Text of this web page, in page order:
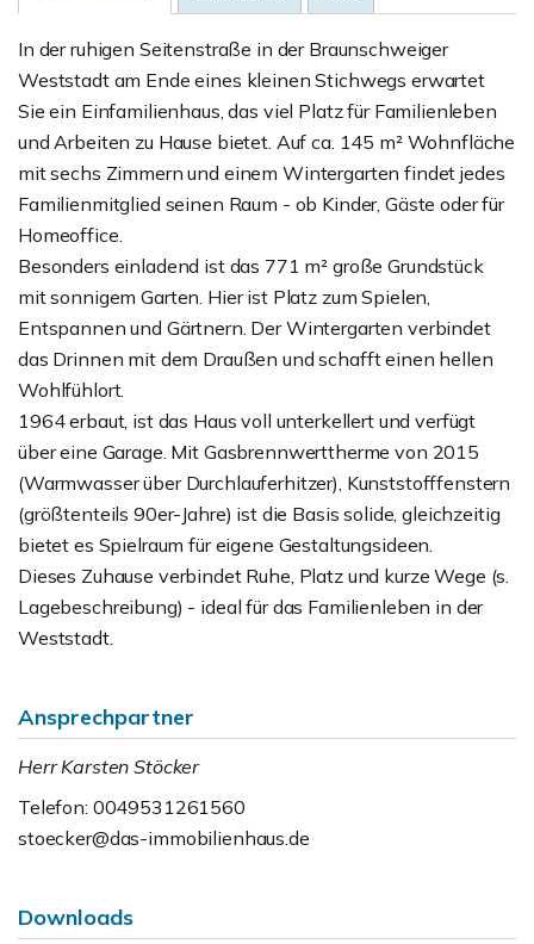
In der ruhigen Seitenstraße in der Braunschweiger
Weststadt am Ende eines kleinen Stichwegs erwartet
Sie ein Einfamilienhaus, das viel Platz für Familienleben
und Arbeiten zu Hause bietet. Auf ca. 145 m² Wohnfläche
mit sechs Zimmern und einem Wintergarten findet jedes
Familienmitglied seinen Raum - ob Kinder, Gäste oder für
Homeoffice.
Besonders einladend ist das 771 m² große Grundstück
mit sonnigem Garten. Hier ist Platz zum Spielen,
Entspannen und Gärtnern. Der Wintergarten verbindet
das Drinnen mit dem Draußen und schafft einen hellen
Wohlfühlort.
1964 erbaut, ist das Haus voll unterkellert und verfügt
über eine Garage. Mit Gasbrennwerttherme von 2015
(Warmwasser über Durchlauferhitzer), Kunststofffenstern
(größtenteils 90er-Jahre) ist die Basis solide, gleichzeitig
bietet es Spielraum für eigene Gestaltungsideen.
Dieses Zuhause verbindet Ruhe, Platz und kurze Wege (s.
Lagebeschreibung) - ideal für das Familienleben in der
Weststadt.
Ansprechpartner
Herr Karsten Stöcker
Telefon: 0049531261560
stoecker@das-immobilienhaus.de
Downloads